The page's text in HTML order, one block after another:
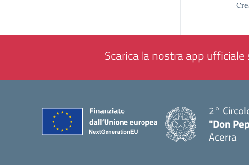
Scarica la nostra app ufficiale
2°
"Don
Acerra